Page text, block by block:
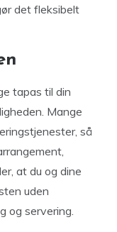
det fleksibelt
tapas til din
Mange
så
at du og dine
uden
og servering.